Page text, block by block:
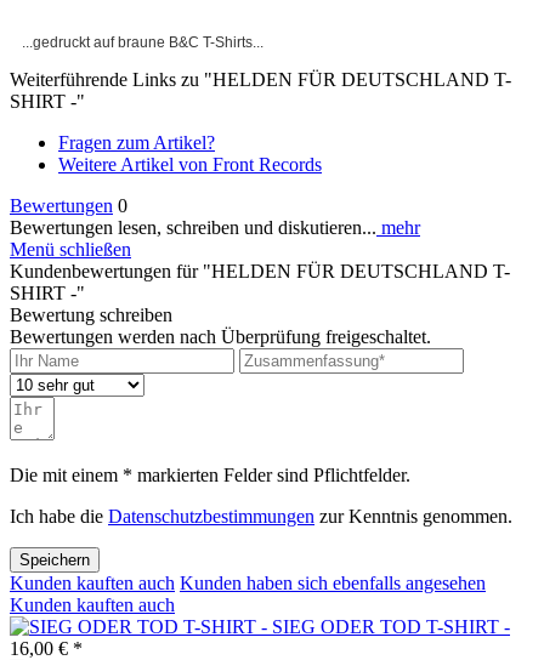
...gedruckt auf braune B&C T-Shirts...
Weiterführende Links zu "HELDEN FÜR DEUTSCHLAND T-
SHIRT -"
Fragen zum Artikel?
Weitere Artikel von Front Records
Bewertungen 0
Bewertungen lesen, schreiben und diskutieren... mehr
Menü schließen
Kundenbewertungen für "HELDEN FÜR DEUTSCHLAND T-
SHIRT -"
Bewertung schreiben
Bewertungen werden nach Überprüfung freigeschaltet.
Die mit einem * markierten Felder sind Pflichtfelder.
Ich habe die Datenschutzbestimmungen zur Kenntnis genommen.
Speichern
Kunden kauften auch Kunden haben sich ebenfalls angesehen
Kunden kauften auch
SIEG ODER TOD T-SHIRT -
16,00 € *